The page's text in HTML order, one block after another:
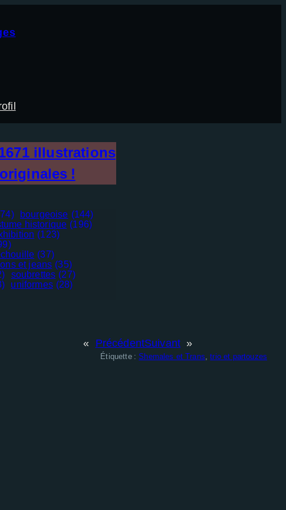
illustrations
!
bourgeoise (144)
historique (196)
(123)
(37)
et jeans (35)
soubrettes (27)
uniformes (28)
« PrécédentSuivant »
Étiquette :Shemales et Trans , trio et partouzes